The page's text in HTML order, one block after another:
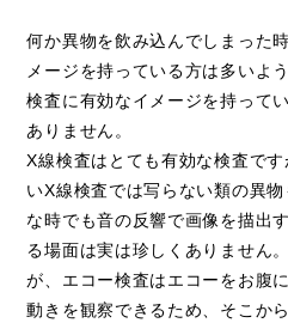
何か異物を飲み込んでしまった
メージを持っている方は多いよ
検査に有効なイメージを持って
ありません。
X線検査はとても有効な検査で
いX線検査では写らない類の異
な時でも音の反響で画像を描出
る場面は実は珍しくありません
が、エコー検査はエコーをお腹
動きを観察できるため、そこか